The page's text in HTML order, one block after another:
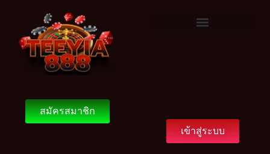
สมัครสมาชิก
เข้าสู่ระบบ